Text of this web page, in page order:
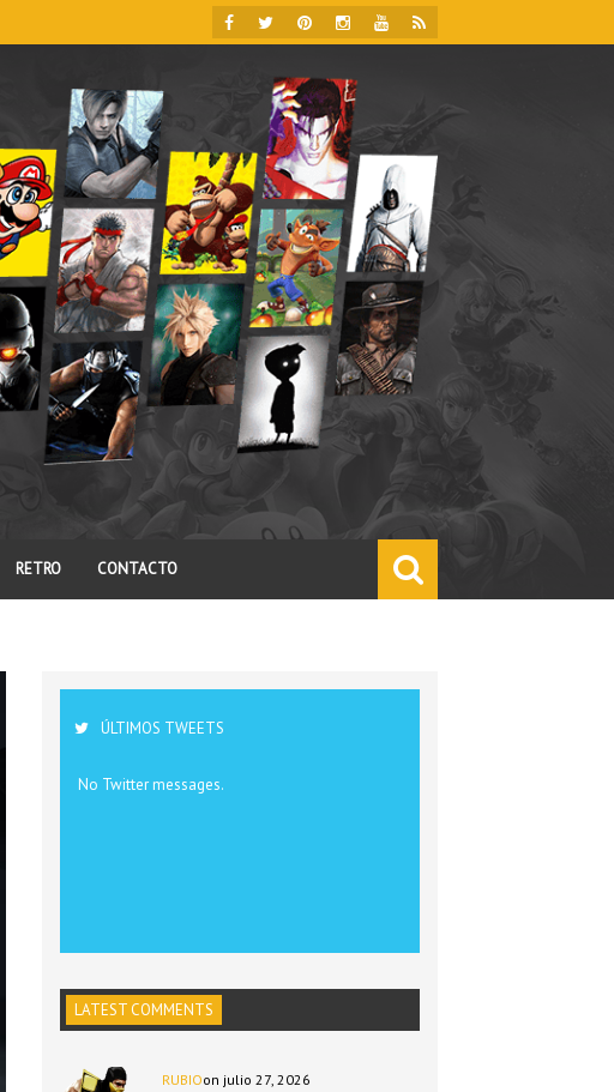
RETRO CONTACTO
ÚLTIMOS TWEETS
No Twitter messages.
LATEST COMMENTS
RUBIOon julio 27, 2026